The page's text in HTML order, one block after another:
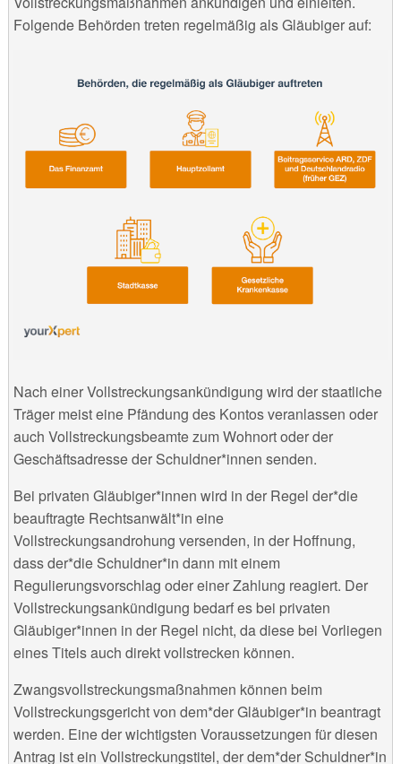
Folgende Behörden treten regelmäßig als Gläubiger auf:
Nach einer Vollstreckungsankündigung wird der staatliche
Träger meist eine Pfändung des Kontos veranlassen oder
auch Vollstreckungsbeamte zum Wohnort oder der
Geschäftsadresse der Schuldner*innen senden.
Bei privaten Gläubiger*innen wird in der Regel der*die
beauftragte Rechtsanwält*in eine
Vollstreckungsandrohung versenden, in der Hoffnung,
dass der*die Schuldner*in dann mit einem
Regulierungsvorschlag oder einer Zahlung reagiert. Der
Vollstreckungsankündigung bedarf es bei privaten
Gläubiger*innen in der Regel nicht, da diese bei Vorliegen
eines Titels auch direkt vollstrecken können.
Zwangsvollstreckungsmaßnahmen können beim
Vollstreckungsgericht von dem*der Gläubiger*in beantragt
werden. Eine der wichtigsten Voraussetzungen für diesen
Antrag ist ein Vollstreckungstitel, der dem*der Schuldner*in